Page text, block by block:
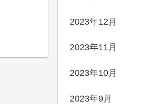
2023年12月
2023年11月
2023年10月
2023年9月